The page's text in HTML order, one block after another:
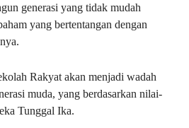
generasi yang tidak mudah
yang bertentangan dengan
Rakyat akan menjadi wadah
muda, yang berdasarkan nilai-
Tunggal Ika.